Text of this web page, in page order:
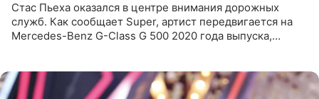
Стас Пьеха оказался в центре внимания дорожных
служб. Как сообщает Super, артист передвигается на
Mercedes-Benz G-Class G 500 2020 года выпуска,